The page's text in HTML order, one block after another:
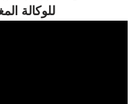
للوكالة